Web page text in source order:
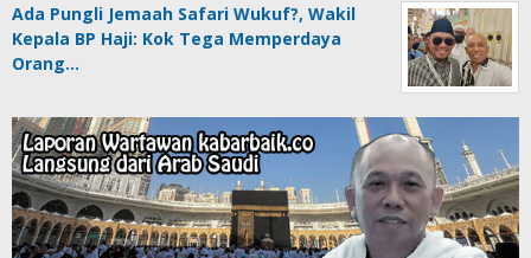
Ada Pungli Jemaah Safari Wukuf?, Wakil
Kepala BP Haji: Kok Tega Memperdaya
Orang…